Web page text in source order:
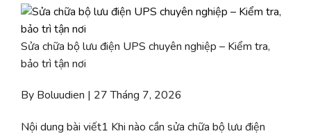
Sửa chữa bộ lưu điện UPS chuyên nghiệp – Kiểm tra,
bảo trì tận nơi
By Boluudien | 27 Tháng 7, 2026
Nội dung bài viết1 Khi nào cần sửa chữa bộ lưu điện